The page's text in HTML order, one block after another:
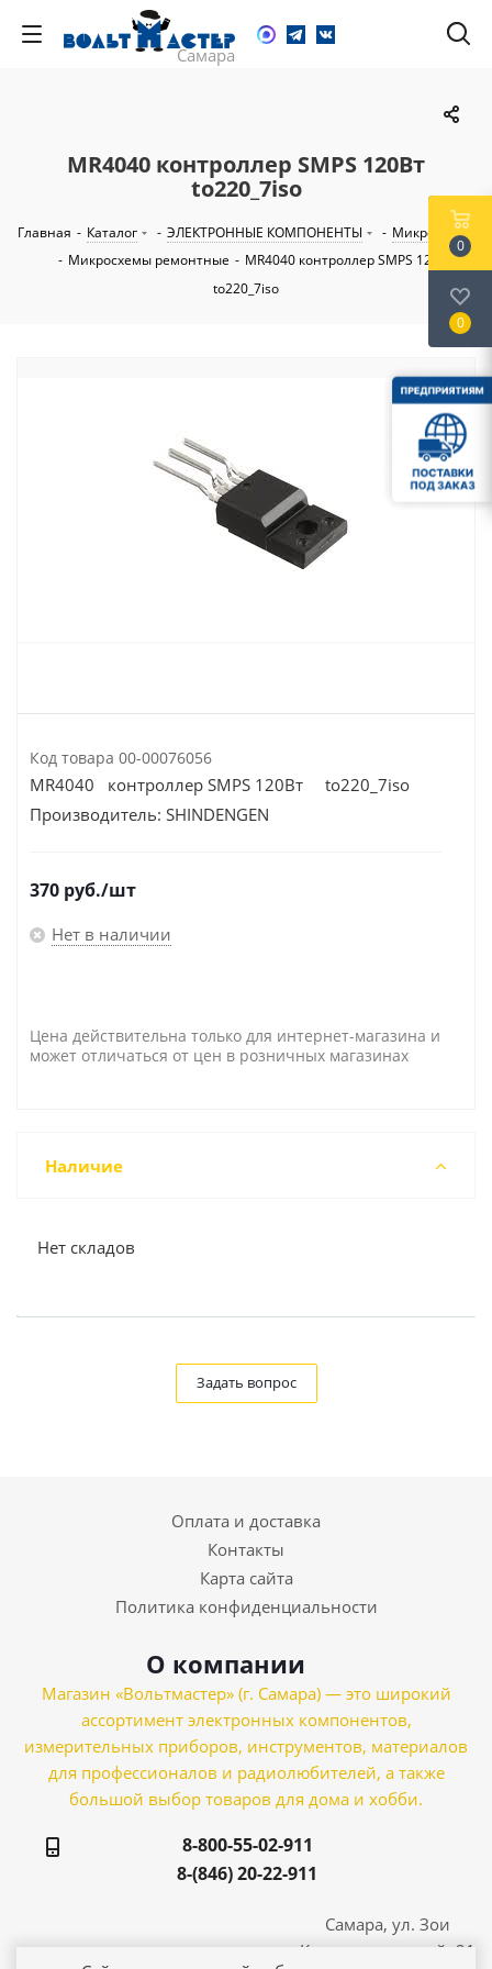
MR4040 контроллер SMPS 120Вт
to220_7iso
Главная - Каталог - ЭЛЕКТРОННЫЕ КОМПОНЕНТЫ - Микросхемы
- Микросхемы ремонтные - MR4040 контроллер SMPS 120Вт
to220_7iso
Код товара 00-00076056
MR4040 контроллер SMPS 120Вт to220_7iso
Производитель: SHINDENGEN
370 руб./шт
Нет в наличии
Цена действительна только для интернет-магазина и
может отличаться от цен в розничных магазинах
Наличие
Нет складов
Задать вопрос
Оплата и доставка
Контакты
Карта сайта
Политика конфиденциальности
О компании
Магазин «Вольтмастер» (г. Самара) — это широкий
ассортимент электронных компонентов,
измерительных приборов, инструментов, материалов
для профессионалов и радиолюбителей, а также
большой выбор товаров для дома и хобби.
8-800-55-02-911
8-(846) 20-22-911
Самара, ул. Зои
Космодемьянской, 21
0
0